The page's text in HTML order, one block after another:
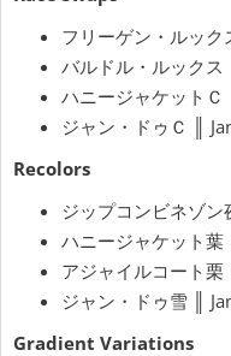
フリーゲン・ルッ
バルドル・ルック
ハニージャケットＣ
ジャン・ドゥＣ ║
Recolors
ジップコンビネゾ
ハニージャケット
アジャイルコート
ジャン・ドゥ雪 ║
Gradient Variations